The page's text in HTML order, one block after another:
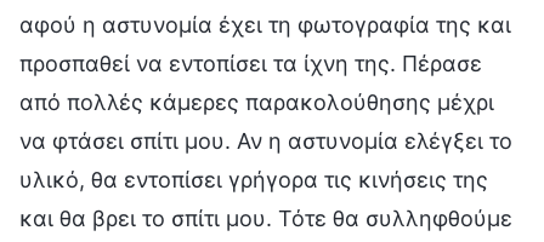
αφού η αστυνομία έχει τη φωτογραφία της και
προσπαθεί να εντοπίσει τα ίχνη της. Πέρασε
από πολλές κάμερες παρακολούθησης μέχρι
να φτάσει σπίτι μου. Αν η αστυνομία ελέγξει το
υλικό, θα εντοπίσει γρήγορα τις κινήσεις της
και θα βρει το σπίτι μου. Τότε θα συλληφθούμε